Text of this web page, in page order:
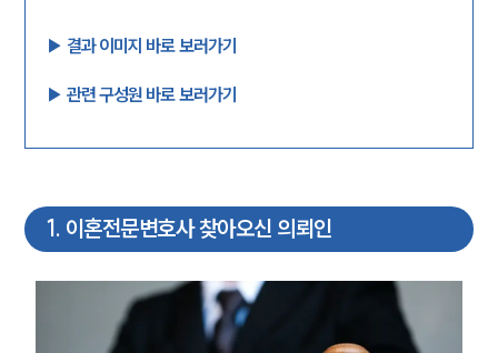
▶︎ 결과 이미지 바로 보러가기
▶︎ 관련 구성원 바로 보러가기
1 . 이혼전문변호사 찾아오신 의뢰인